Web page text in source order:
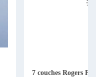
7 couches Rogers